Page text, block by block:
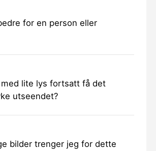
for en person eller
med lite lys fortsatt få det
utseendet?
bilder trenger jeg for dette